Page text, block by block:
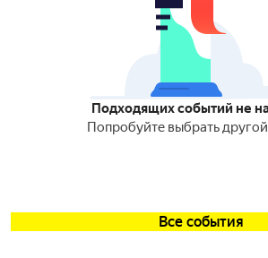
Подходящих событий не
Попробуйте выбрать
Все события